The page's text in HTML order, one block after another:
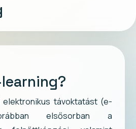
távoktatást (e-
elsősorban a